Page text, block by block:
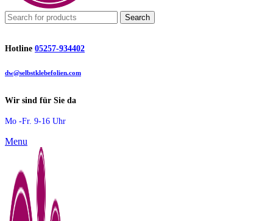
Search
Hotline 05257-934402
dw@selbstklebefolien.com
Wir sind für Sie da
Mo -Fr. 9-16 Uhr
Menu